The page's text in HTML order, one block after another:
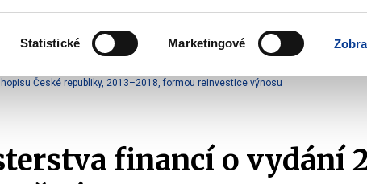
Statistické Marketingové
pro
našeptaných
submenu
Užitečné
České republiky, 2013–2018, formou reinvestice výnosu
financí o vydání